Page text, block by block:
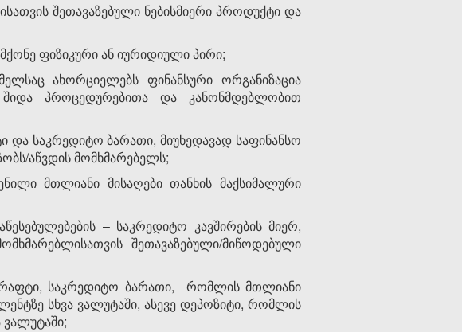
შეთავაზებული ნებისმიერი პროდუქტი და
ფიზიკური ან იურიდიული პირი;
ახორციელებს ფინანსური ორგანიზაცია
შიდა პროცედურებითა და კანონმდებლობით
და საკრედიტო ბარათი, მიუხედავად საფინანსო
აწვდის მომხმარებელს;
მთლიანი მისაღები თანხის მაქსიმალური
– საკრედიტო კავშირების მიერ,
შეთავაზებული/მიწოდებული
საკრედიტო ბარათი, რომლის მთლიანი
სხვა ვალუტაში, ასევე დეპოზიტი, რომლის
ვალუტაში;